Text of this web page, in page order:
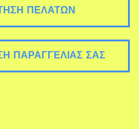
ΠΕΛΑΤΏΝ
ΠΑΡΑΓΓΕΛΊΑΣ ΣΑΣ